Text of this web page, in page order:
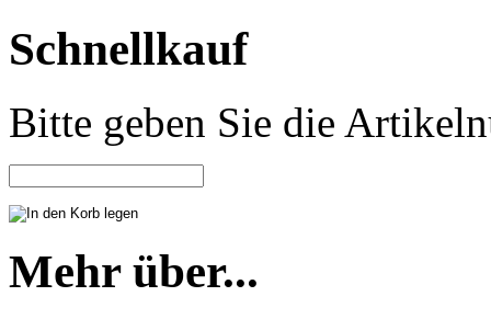
Schnellkauf
Bitte geben Sie die
Mehr über...